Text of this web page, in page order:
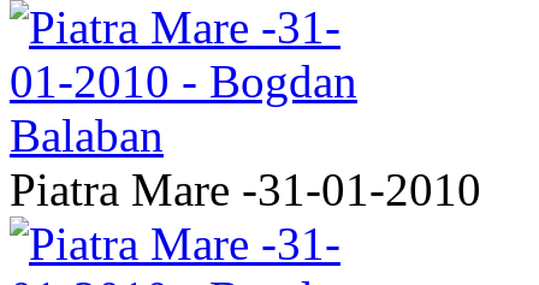
Piatra Mare -31-01-2010